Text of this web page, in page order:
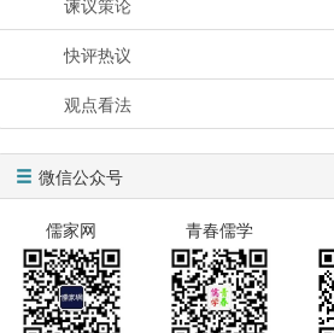
谏议策论
快评热议
观点看法
微信公众号
儒家网 青春儒学